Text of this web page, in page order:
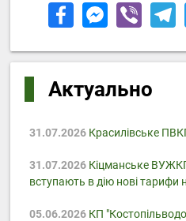
Актуально
31.07.2026Красилівське
31.07.2026Кіцманське
вступають в дію нові тарифи
05.06.2026КП